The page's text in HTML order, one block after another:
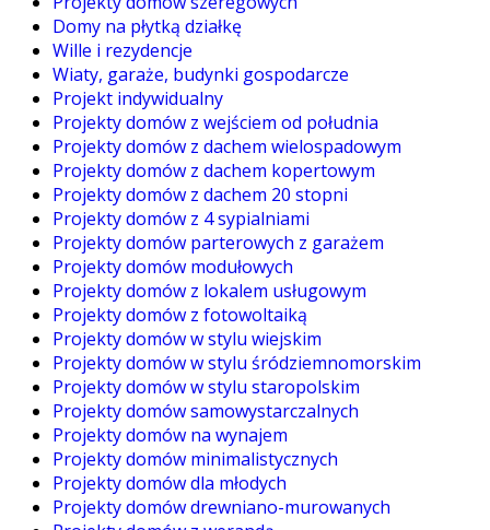
Domy na płytką działkę
Wille i rezydencje
Wiaty, garaże, budynki gospodarcze
Projekt indywidualny
Projekty domów z wejściem od południa
Projekty domów z dachem wielospadowym
Projekty domów z dachem kopertowym
Projekty domów z dachem 20 stopni
Projekty domów z 4 sypialniami
Projekty domów parterowych z garażem
Projekty domów modułowych
Projekty domów z lokalem usługowym
Projekty domów z fotowoltaiką
Projekty domów w stylu wiejskim
Projekty domów w stylu śródziemnomorskim
Projekty domów w stylu staropolskim
Projekty domów samowystarczalnych
Projekty domów na wynajem
Projekty domów minimalistycznych
Projekty domów dla młodych
Projekty domów drewniano-murowanych